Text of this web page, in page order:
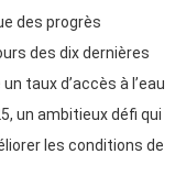
des progrès
des dix dernières
taux d’accès à l’eau
un ambitieux défi qui
les conditions de